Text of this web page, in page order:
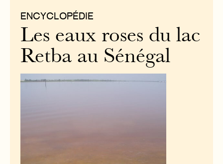
ENCYCLOPÉDIE
Les eaux roses du lac
Retba au Sénégal